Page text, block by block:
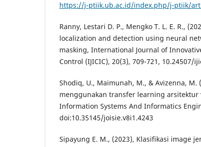
https://j-ptiik.ub.ac.id/index.php/j-ptiik/
Ranny, Lestari D. P., Mengko T. L. E. R.,
localization and detection using neural
masking, International Journal of
Control (IJICIC), 20(3), 709-721, 10.24507/
Shodiq, U., Maimunah, M., & Avizenna, M.
menggunakan transfer learning arsitektur
Information Systems And Informatics
doi:10.35145/joisie.v8i1.4243
Sipayung E. M., (2023), Klasifikasi image